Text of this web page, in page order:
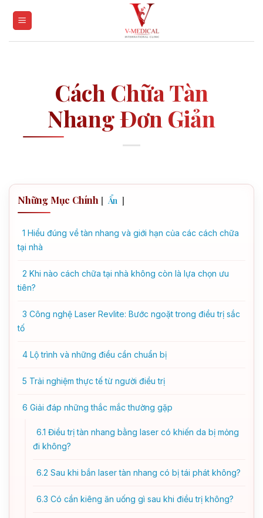
Cách Chữa Tàn
Nhang Đơn Giản
Những Mục Chính [ Ẩn ]
1 Hiểu đúng về tàn nhang và giới hạn của các cách chữa
tại nhà
2 Khi nào cách chữa tại nhà không còn là lựa chọn ưu
tiên?
3 Công nghệ Laser Revlite: Bước ngoặt trong điều trị sắc
tố
4 Lộ trình và những điều cần chuẩn bị
5 Trải nghiệm thực tế từ người điều trị
6 Giải đáp những thắc mắc thường gặp
6.1 Điều trị tàn nhang bằng laser có khiến da bị mỏng
đi không?
6.2 Sau khi bắn laser tàn nhang có bị tái phát không?
6.3 Có cần kiêng ăn uống gì sau khi điều trị không?